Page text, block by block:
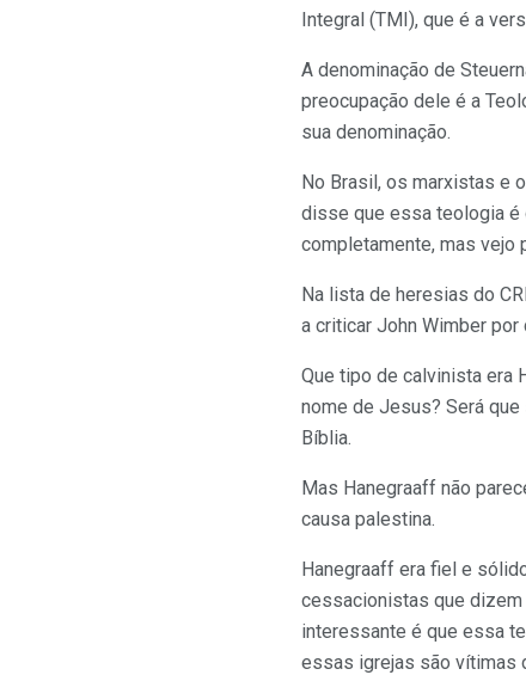
Integral (TMI), que é a
A denominação de
preocupação dele é a
sua denominação.
No Brasil, os marxistas e
disse que essa teologia é
completamente, mas vejo
Na lista de heresias do
a criticar John Wimber
Que tipo de calvinista era
nome de Jesus? Será
Bíblia.
Mas Hanegraaff não
causa palestina.
Hanegraaff era fiel e
cessacionistas que dizem
interessante é que essa
essas igrejas são vítimas